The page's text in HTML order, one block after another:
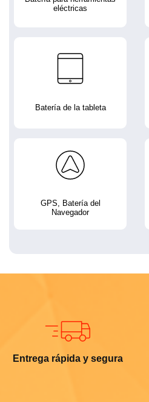
eléctricas
Batería de la tableta
GPS, Batería del
Navegador
Entrega rápida y segura